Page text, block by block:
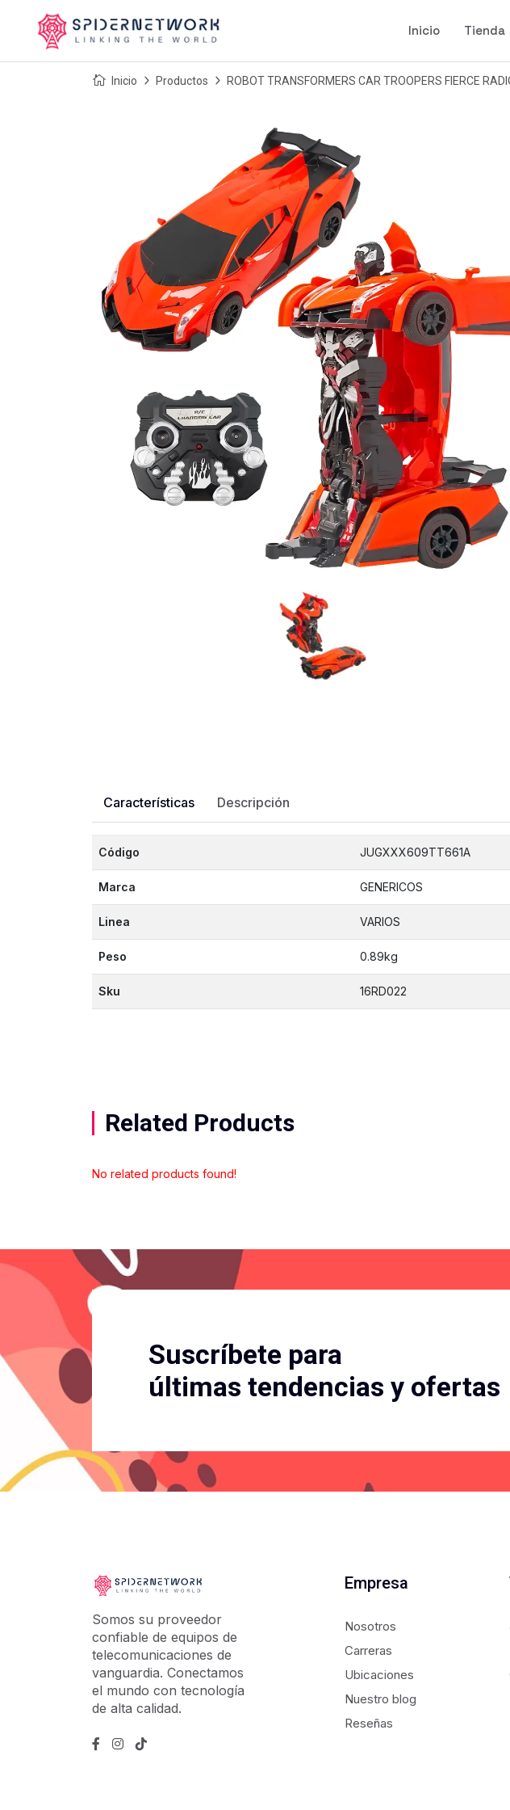
Inicio Tienda
Inicio Productos ROBOT TRANSFORMERS CAR TROOPERS FIERCE
Características Descripción
Código JUGXXX609TT661A
Marca GENERICOS
Linea VARIOS
Peso 0.89kg
Sku 16RD022
Related Products
No related products found!
Suscríbete para
últimas tendencias y ofertas
Somos su proveedor
confiable de equipos de
telecomunicaciones de
vanguardia. Conectamos
el mundo con tecnología
de alta calidad.
Empresa
Nosotros
Carreras
Ubicaciones
Nuestro blog
Reseñas